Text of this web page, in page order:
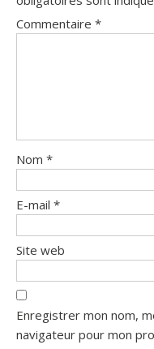
Commentaire *
Nom *
E-mail *
Site web
Enregistrer mon nom,
navigateur pour mon